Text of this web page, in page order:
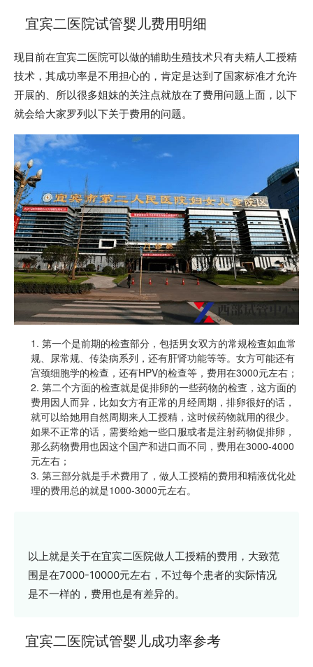
宜宾二医院试管婴儿费用明细
现目前在宜宾二医院可以做的辅助生殖技术只有夫精人工授精
技术，其成功率是不用担心的，肯定是达到了国家标准才允许
开展的、所以很多姐妹的关注点就放在了费用问题上面，以下
就会给大家罗列以下关于费用的问题。
1. 第一个是前期的检查部分，包括男女双方的常规检查如血常
规、尿常规、传染病系列，还有肝肾功能等等。女方可能还有
宫颈细胞学的检查，还有HPV的检查等，费用在3000元左右；
2. 第二个方面的检查就是促排卵的一些药物的检查，这方面的
费用因人而异，比如女方有正常的月经周期，排卵很好的话，
就可以给她用自然周期来人工授精，这时候药物就用的很少。
如果不正常的话，需要给她一些口服或者是注射药物促排卵，
那么药物费用也因这个国产和进口而不同，费用在3000-4000
元左右；
3. 第三部分就是手术费用了，做人工授精的费用和精液优化处
理的费用总的就是1000-3000元左右。
以上就是关于在宜宾二医院做人工授精的费用，大致范
围是在7000-10000元左右，不过每个患者的实际情况
是不一样的，费用也是有差异的。
宜宾二医院试管婴儿成功率参考